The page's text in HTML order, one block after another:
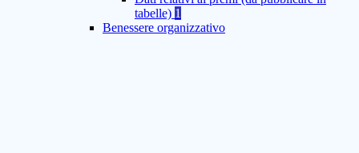
tabelle) 1
Benessere organizzativo